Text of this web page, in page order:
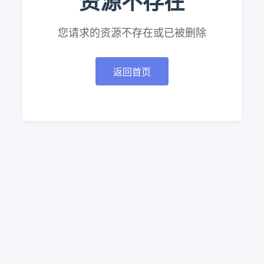
您请求的资源不存在或已被删除
返回首页